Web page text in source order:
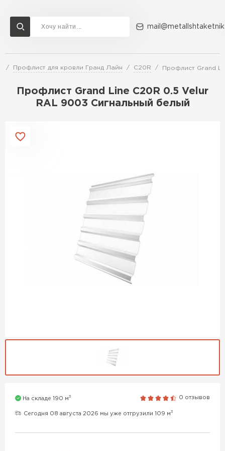
Профлист для кровли Гранд Лайн C20R Профлист Grand
Профлист Grand Line C20R 0.5 Velur
RAL 9003 Сигнальный белый
На складе 190 м3 0 отзывов
Сегодня 08 августа 2026 мы уже отгрузили 109 м3
Доставка и оплата Акции О компании Контакты
Перейти в каталог